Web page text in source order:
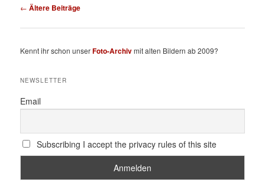
Beitragsnavigation
← Ältere Beiträge
Kennt ihr schon unserFoto-Archivmit alten Bildern ab 2009?
NEWSLETTER
Email
Subscribing I accept the privacy rules of this site